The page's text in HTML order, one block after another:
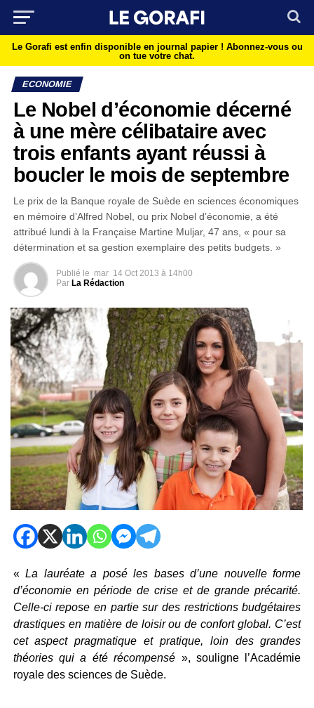
Le Gorafi est enfin disponible en journal papier ! Abonnez-vous ou
on tue votre chat.
ECONOMIE
Le Nobel d’économie décerné
à une mère célibataire avec
trois enfants ayant réussi à
boucler le mois de septembre
Le prix de la Banque royale de Suède en sciences économiques
en mémoire d’Alfred Nobel, ou prix Nobel d’économie, a été
attribué lundi à la Française Martine Muljar, 47 ans, « pour sa
détermination et sa gestion exemplaire des petits budgets. »
Publié le mar 14 Oct 2013 à 14h00
Par La Rédaction
«La lauréate a posé les bases d’une nouvelle forme
d’économie en période de crise et de grande précarité.
Celle-ci repose en partie sur des restrictions budgétaires
drastiques en matière de loisir ou de confort global. C’est
cet aspect pragmatique et pratique, loin des grandes
théories qui a été récompensé », souligne l’Académie
royale des sciences de Suède.